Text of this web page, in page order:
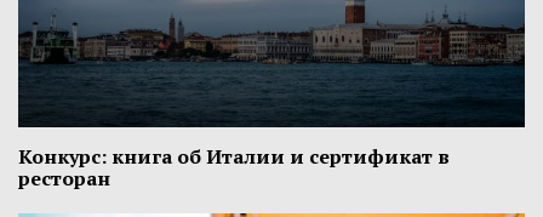
Конкурс: книга об Италии и сертификат в
ресторан